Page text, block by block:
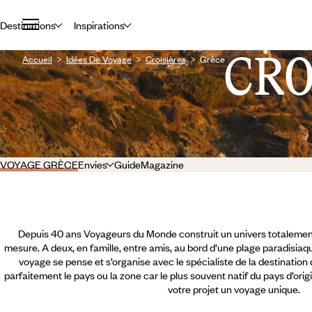
Destinations Inspirations
Accueil Idées De Voyage Croisières Grèce
VOYAGE GRÈCEEnvies GuideMagazine
Depuis 40 ans Voyageurs du Monde construit un univers
mesure. A deux, en famille, entre amis, au bord d’une plage
voyage se pense et s’organise avec le spécialiste de la
parfaitement le pays ou la zone car le plus souvent natif du pays
votre projet un voyage unique.